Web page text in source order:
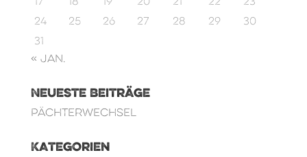
24
25 26 27 28 29
30
31
« Jan.
Neueste Beiträge
Pächterwechsel
Kategorien